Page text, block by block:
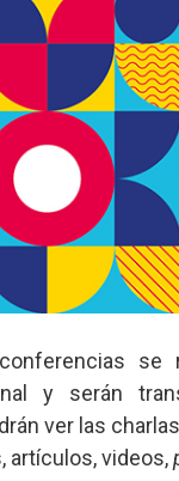
se
y serán
ver las
artículos, videos,